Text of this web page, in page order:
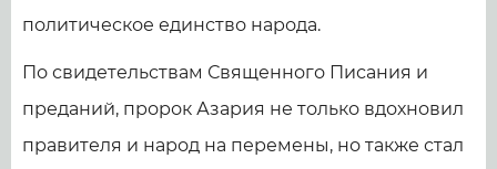
политическое единство народа.
По свидетельствам Священного Писания и
преданий, пророк Азария не только вдохновил
правителя и народ на перемены, но также стал